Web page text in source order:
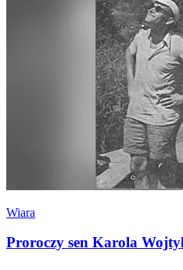
Wiara
Proroczy sen Karola